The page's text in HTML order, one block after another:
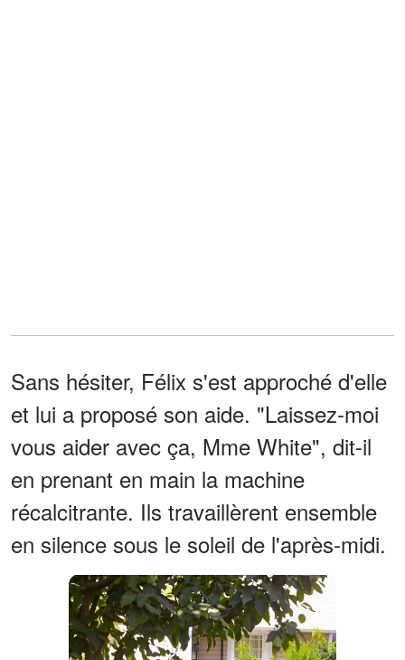
Sans hésiter, Félix s'est approché d'elle
et lui a proposé son aide. "Laissez-moi
vous aider avec ça, Mme White", dit-il
en prenant en main la machine
récalcitrante. Ils travaillèrent ensemble
en silence sous le soleil de l'après-midi.